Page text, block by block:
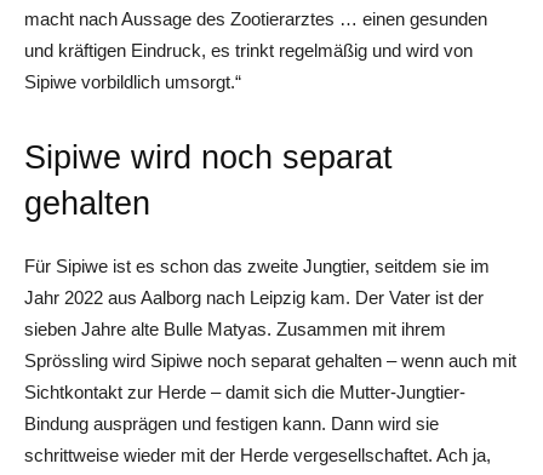
macht nach Aussage des Zootierarztes … einen gesunden
und kräftigen Eindruck, es trinkt regelmäßig und wird von
Sipiwe vorbildlich umsorgt.“
Sipiwe wird noch separat
gehalten
Für Sipiwe ist es schon das zweite Jungtier, seitdem sie im
Jahr 2022 aus Aalborg nach Leipzig kam. Der Vater ist der
sieben Jahre alte Bulle Matyas. Zusammen mit ihrem
Sprössling wird Sipiwe noch separat gehalten – wenn auch mit
Sichtkontakt zur Herde – damit sich die Mutter-Jungtier-
Bindung ausprägen und festigen kann. Dann wird sie
schrittweise wieder mit der Herde vergesellschaftet. Ach ja,